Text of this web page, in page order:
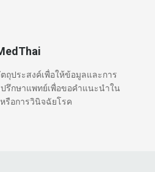
ถุประสงค์เพื่อให้ข้อมูลและการ
รึกษาแพทย์เพื่อขอคำแนะนำใน
รือการวินิจฉัยโรค